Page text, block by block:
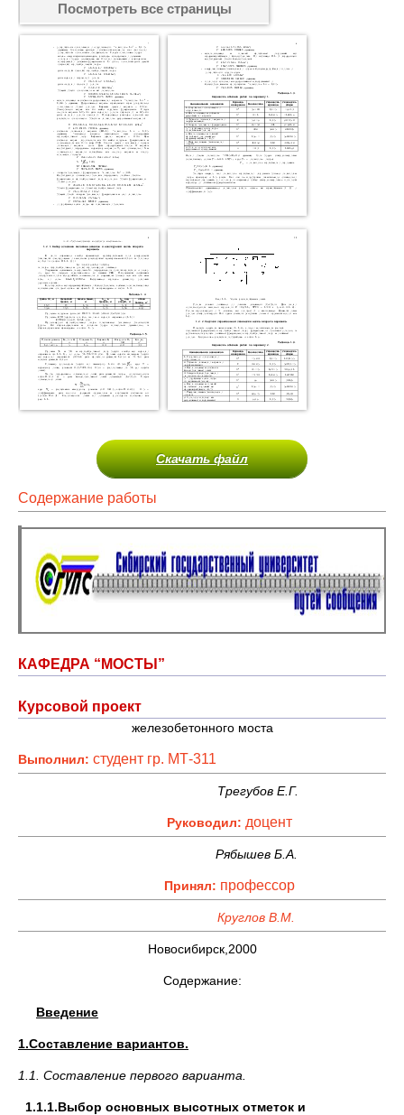
Посмотреть все страницы
Скачать файл
Содержание работы
КАФЕДРА “МОСТЫ”
Курсовой проект
железобетонного моста
Выполнил: студент гр. МТ-311
Трегубов Е.Г.
Руководил: доцент
Рябышев Б.А.
Принял: профессор
Круглов В.М.
Новосибирск,2000
Содержание:
Введение
1.Составление вариантов.
1.1. Составление первого варианта.
1.1.1.Выбор основных высотных отметок и